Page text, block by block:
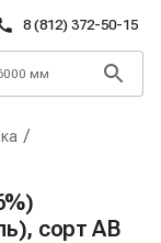
8 (812) 372-50-15
/
сорт AB